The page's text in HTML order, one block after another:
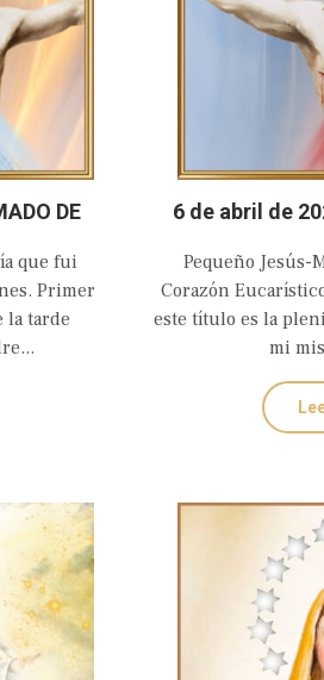
DE
que fui
Primer
la tarde
6 de abril de
SAGRADO
DE
Pequeño Jesús-
Corazón
este título es la
mi